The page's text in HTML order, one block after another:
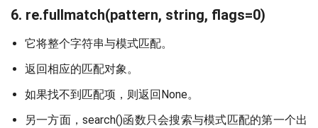
6. re.fullmatch(pattern, string, flags=0)
它将整个字符串与模式匹配。
返回相应的匹配对象。
如果找不到匹配项，则返回None。
另一方面，search()函数只会搜索与模式匹配的第一个出